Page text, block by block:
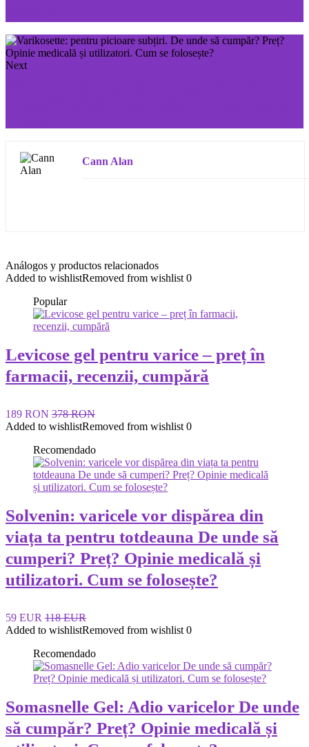
Next
Cann Alan
Análogos y productos relacionados
Added to wishlistRemoved from wishlist 0
Popular
Levicose gel pentru varice – preț în
farmacii, recenzii, cumpără
189 RON 378 RON
Added to wishlistRemoved from wishlist 0
Recomendado
Solvenin: varicele vor dispărea din
viața ta pentru totdeauna De unde să
cumperi? Preț? Opinie medicală și
utilizatori. Cum se folosește?
59 EUR 118 EUR
Added to wishlistRemoved from wishlist 0
Recomendado
Somasnelle Gel: Adio varicelor De unde
să cumpăr? Preț? Opinie medicală și